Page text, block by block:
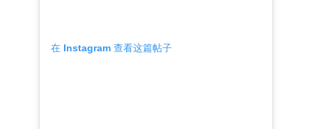
在 Instagram 查看这篇帖子